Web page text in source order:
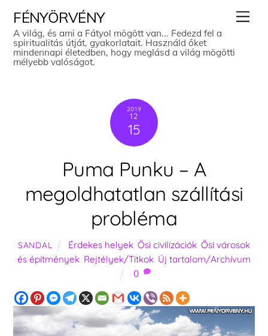
content
FÉNYÖRVÉNY
A világ, és ami a Fátyol mögött van... Fedezd fel a
spiritualitás útját, gyakorlatait. Használd őket
mindennapi életedben, hogy meglásd a világ mögötti
mélyebb valóságot.
2019
12
15
Puma Punku – A
megoldhatatlan szállítási
probléma
SANDAL Érdekes helyek, Ősi civilizációk, Ősi városok
és építmények Rejtélyek/Titkok Új tartalom/Archívum
0